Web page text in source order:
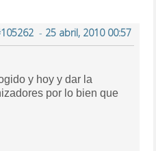
- 25 abril, 2010 00:57
y hoy y dar la
por lo bien que